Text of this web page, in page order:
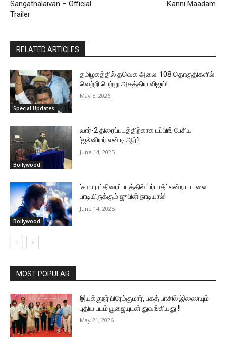
Sangathalaivan – Official
Trailer
Kanni Maadam
RELATED ARTICLES
Special Updates
தமிழகத்தில் தவெக அலை: 108 தொகுதிகளில்
வெற்றி பெற்று அசத்திய விஜய்!
May 5, 2026
Bollywood
வார்-2 திரைப்படத்திற்காக டப்பிங் பேசிய
‘ஜூனியர் என்.டி.ஆர்’!
June 14, 2025
Bollywood
‘சயாரா’ திரைப்படத்தில் ‘பர்பாத்’ என்ற பாடலை
பாடியிருக்கும் ஜுபின் நாடியால்!
June 14, 2025
MOST POPULAR
இயக்குநர் பிரேம்குமார், பகத் பாசில் இணையும்
புதிய படம் பூஜையுடன் துவங்கியது !!
May 21, 2026